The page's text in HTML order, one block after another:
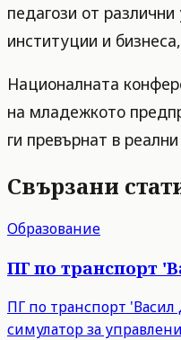
педагози от
институции и
Националната
на младежкото
ги превърнат в
Свързани
Образование
ПГ по транспорт
ПГ по транспорт
симулатор за